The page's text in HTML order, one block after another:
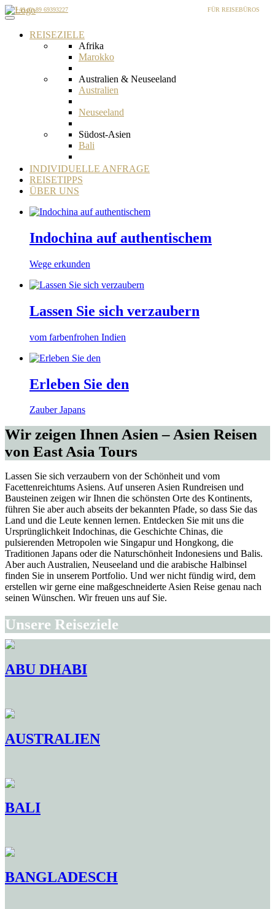
+49 (0) 89 69393227 FÜR REISEBÜROS
Toggle
navigationREISEZIELE
Afrika
Marokko
Australien & Neuseeland
Australien
Neuseeland
Südost-Asien
Bali
Bangladesch
Borneo
Brunei
Malaysia
Myanmar
Nepal
Philippinen
Singapur
Sri Lanka
Thailand
Tibet
Vietnam
Vorderasien & Arabisch...
Abu Dhabi
Dubai
Oman
Vereinigte Arabische Emirate
Japan
INDIVIDUELLE ANFRAGE
REISETIPPS
ÜBER UNS
Indochina auf authentischem
Wege erkunden
Lassen Sie sich verzaubern
vom farbenfrohen Indien
Erleben Sie den
Zauber Japans
Wir zeigen Ihnen Asien – Asien Reisen
von East Asia Tours
Lassen Sie sich verzaubern von der Schönheit und vom
Facettenreichtums Asiens. Auf unseren Asien Rundreisen und
Bausteinen zeigen wir Ihnen die schönsten Orte des Kontinents,
führen Sie aber auch abseits der bekannten Pfade, so dass Sie das
Land und die Leute kennen lernen. Entdecken Sie mit uns die
Ursprünglichkeit Indochinas, die Geschichte Chinas, die
pulsierenden Metropolen wie Singapur und Hongkong, die
Traditionen Japans oder die Naturschönheit Indonesiens und Balis.
Aber auch Australien, Neuseeland und die arabische Halbinsel
finden Sie in unserem Portfolio. Und wer nicht fündig wird, dem
erstellen wir gerne eine maßgeschneiderte Asien Reise genau nach
seinen Wünschen. Wir freuen uns auf Sie.
Unsere Reiseziele
ABU DHABI
AUSTRALIEN
BALI
BANGLADESCH